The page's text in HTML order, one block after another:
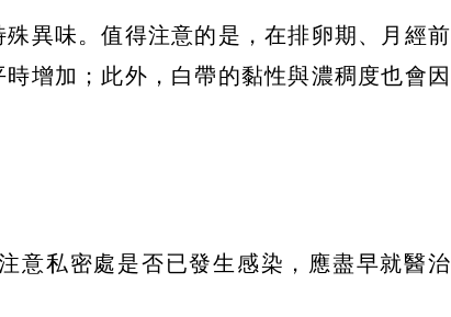
異味。值得注意的是，在排卵期、月經前
增加；此外，白帶的黏性與濃稠度也會因
意私密處是否已發生感染，應盡早就醫治